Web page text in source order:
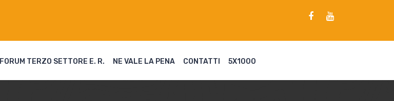
FORUM TERZO SETTORE E. R. NE VALE LA PENA CONTATTI 5X1000